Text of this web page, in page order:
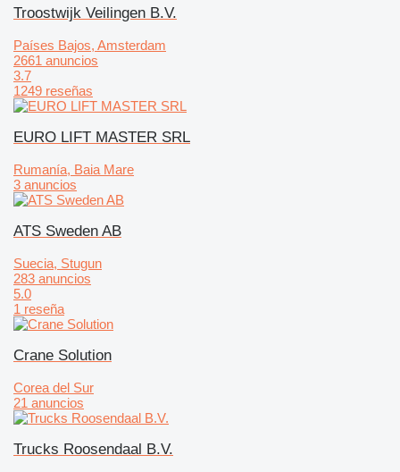
Troostwijk Veilingen B.V.
Países Bajos, Amsterdam
2661 anuncios
3.7
1249 reseñas
EURO LIFT MASTER SRL
Rumanía, Baia Mare
3 anuncios
ATS Sweden AB
Suecia, Stugun
283 anuncios
5.0
1 reseña
Crane Solution
Corea del Sur
21 anuncios
Trucks Roosendaal B.V.